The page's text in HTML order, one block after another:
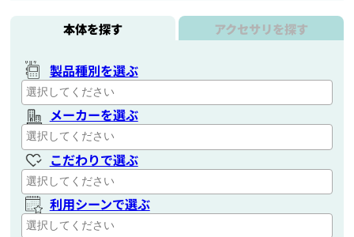
本体を探す アクセサリを探す
製品種別を選ぶ
メーカーを選ぶ
こだわりで選ぶ
利用シーンで選ぶ